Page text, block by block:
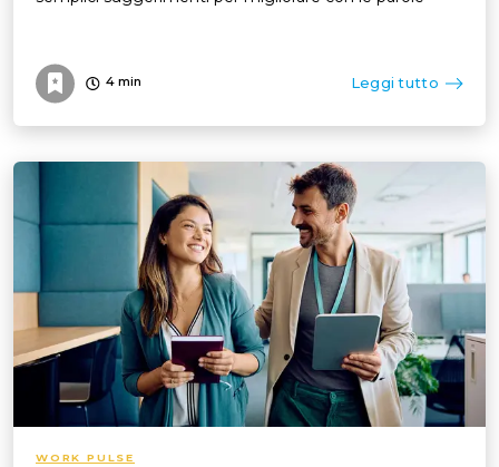
4 min Leggi tutto
WORK PULSE